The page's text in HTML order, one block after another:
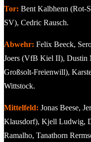
Tor: Bent Kalbhenn (Rot-
SV), Cedric Rausch.
Abwehr: Felix Beeck,
Joers (VfB Kiel II), Dustin
Großsolt-Freienwill),
Wittstock.
Mittelfeld: Jonas Beese,
Klausdorf), Kjell Ludwig,
Ramalho, Tanathorn